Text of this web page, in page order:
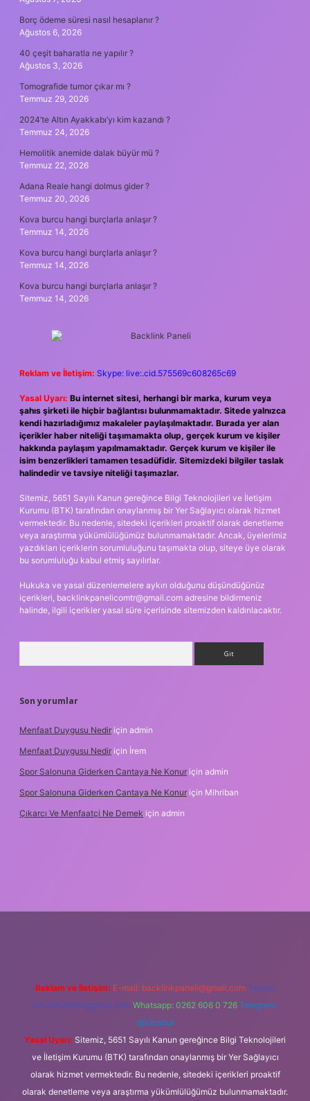
Borç ödeme süresi nasıl hesaplanır ?
Ağustos 6, 2026
40 çeşit baharatla ne yapılır ?
Ağustos 3, 2026
Tomografide tumor çıkar mı ?
Temmuz 29, 2026
2024’te Altın Ayakkabı’yı kim kazandı ?
Temmuz 24, 2026
Hemolitik anemide dalak büyür mü ?
Temmuz 22, 2026
Adana Reale hangi dolmus gider ?
Temmuz 20, 2026
Kova burcu hangi burçlarla anlaşır ?
Temmuz 14, 2026
Kova burcu hangi burçlarla anlaşır ?
Temmuz 14, 2026
Kova burcu hangi burçlarla anlaşır ?
Temmuz 14, 2026
Reklam ve İletişim: Skype: live:.cid.575569c608265c69
Yasal Uyarı: Bu internet sitesi, herhangi bir marka, kurum veya
şahıs şirketi ile hiçbir bağlantısı bulunmamaktadır. Sitede yalnızca
kendi hazırladığımız makaleler paylaşılmaktadır. Burada yer alan
içerikler haber niteliği taşımamakta olup, gerçek kurum ve kişiler
hakkında paylaşım yapılmamaktadır. Gerçek kurum ve kişiler ile
isim benzerlikleri tamamen tesadüfidir. Sitemizdeki bilgiler taslak
halindedir ve tavsiye niteliği taşımazlar.
Sitemiz, 5651 Sayılı Kanun gereğince Bilgi Teknolojileri ve İletişim
Kurumu (BTK) tarafından onaylanmış bir Yer Sağlayıcı olarak hizmet
vermektedir. Bu nedenle, sitedeki içerikleri proaktif olarak denetleme
veya araştırma yükümlülüğümüz bulunmamaktadır. Ancak, üyelerimiz
yazdıkları içeriklerin sorumluluğunu taşımakta olup, siteye üye olarak
bu sorumluluğu kabul etmiş sayılırlar.
Hukuka ve yasal düzenlemelere aykırı olduğunu düşündüğünüz
içerikleri, backlinkpanelicomtr@gmail.com adresine bildirmeniz
halinde, ilgili içerikler yasal süre içerisinde sitemizden kaldırılacaktır.
Son yorumlar
Menfaat Duygusu Nedir için admin
Menfaat Duygusu Nedir için İrem
Spor Salonuna Giderken Cantaya Ne Konur için admin
Spor Salonuna Giderken Cantaya Ne Konur için Mihriban
Çıkarcı Ve Menfaatçi Ne Demek için admin
Reklam ve İletişim: E-mail: backlinkpaneli@gmail.com Teams:
forumhizmeti@gmail.com Whatsapp: 0262 606 0 726 Telegram:
@karabul
Yasal Uyarı: Sitemiz, 5651 Sayılı Kanun gereğince Bilgi Teknolojileri
ve İletişim Kurumu (BTK) tarafından onaylanmış bir Yer Sağlayıcı
olarak hizmet vermektedir. Bu nedenle, sitedeki içerikleri proaktif
olarak denetleme veya araştırma yükümlülüğümüz bulunmamaktadır.